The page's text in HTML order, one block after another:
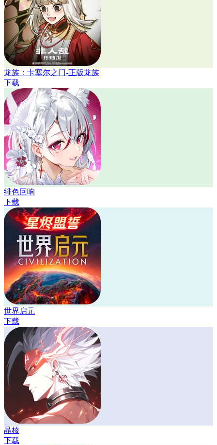
龙族：卡塞尔之门-正版龙族
下载
绯色回响
下载
世界启元
下载
晶核
下载